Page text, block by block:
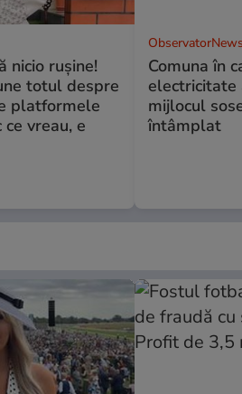
nicio rușine!
totul despre
platformele
vreau, e
Comuna în
electricitate
mijlocul
întâmplat